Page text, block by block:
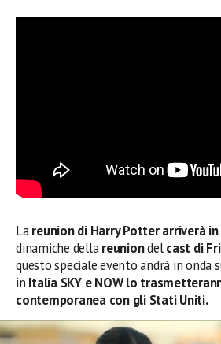
Lareunion di Harry Potter arriverà
dinamiche dellareuniondelcast di
questo speciale evento andrà in onda
in Italia SKY e NOW lo
contemporanea con gli Stati Uniti.